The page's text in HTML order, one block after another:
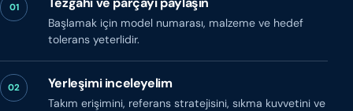
01
Başlamak için model numarası, malzeme ve hedef
tolerans yeterlidir.
02 Yerleşimi inceleyelim
Takım erişimini, referans stratejisini, sıkma kuvvetini ve